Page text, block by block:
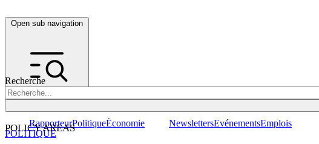
Open sub navigation
Recherche
POLICY AREAS
RapporteurPolitiqueÉconomie NewslettersEvénementsEmplois
POLITIQUE